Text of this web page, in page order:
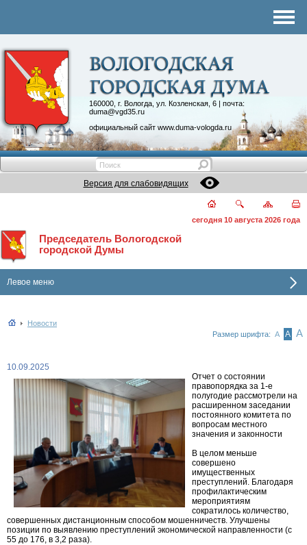
160000, г. Вологда, ул. Козленская, 6 | почта:
duma@vgd35.ru
официальный сайт www.duma-vologda.ru
Контакты
Депутатские объединения
Версия для слабовидящих
сегодня 10 августа 2026 года
Председатель Вологодской
городской Думы
Левое меню
Новости
Размер шрифта: А А А
10.09.2025
Отчет о состоянии
правопорядка за 1-е
полугодие рассмотрели на
расширенном заседании
постоянного комитета по
вопросам местного
значения и законности
В целом меньше
совершено
имущественных
преступлений. Благодаря
профилактическим
мероприятиям
сократилось количество,
совершенных дистанционным способом мошенничеств. Улучшены
позиции по выявлению преступлений экономической направленности (с
55 до 176, в 3,2 раза).